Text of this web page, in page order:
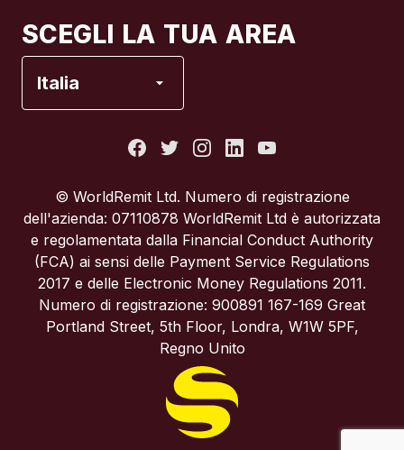
SCEGLI LA TUA AREA
Italia
Regno Unito
Spagna
© WorldRemit Ltd. Numero di registrazione
dell'azienda: 07110878 WorldRemit Ltd è autorizzata
e regolamentata dalla Financial Conduct Authority
(FCA) ai sensi delle Payment Service Regulations
2017 e delle Electronic Money Regulations 2011.
Numero di registrazione: 900891 167-169 Great
Portland Street, 5th Floor, Londra, W1W 5PF,
Regno Unito